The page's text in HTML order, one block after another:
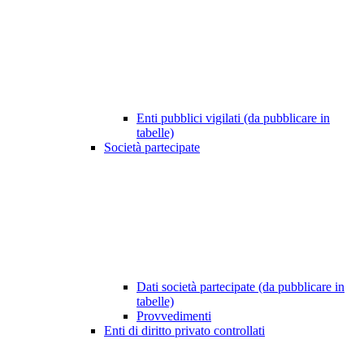
Enti pubblici vigilati (da pubblicare in
tabelle)
Società partecipate
Dati società partecipate (da pubblicare in
tabelle)
Provvedimenti
Enti di diritto privato controllati